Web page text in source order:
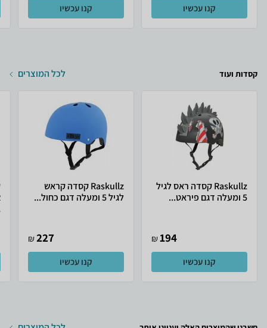
קנו עכשיו קנו עכשיו
קסדות ועוד לכל המוצרים
Raskullz קסדה ראס לגיל
5 ומעלה דגם פיראט...
194
₪
קנו עכשיו
Raskullz קסדה קראש
לגיל 5 ומעלה דגם כחול...
227
₪
קנו עכשיו